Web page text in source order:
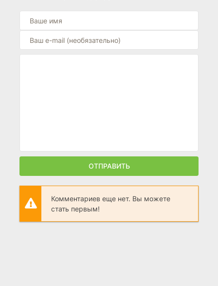
ОТПРАВИТЬ
Комментариев еще нет. Вы можете
стать первым!